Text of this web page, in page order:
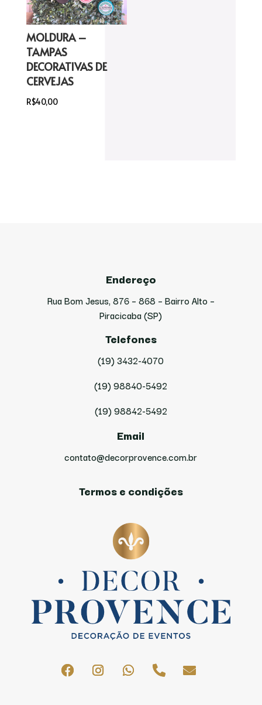
MOLDURA –
TAMPAS
DECORATIVAS DE
CERVEJAS
R$40,00
Endereço
Rua Bom Jesus, 876 – 868 – Bairro Alto –
Piracicaba (SP)
Telefones
(19) 3432-4070
(19) 98840-5492
(19) 98842-5492
Email
contato@decorprovence.com.br
Termos e condições